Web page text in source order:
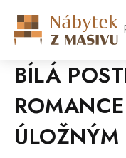
obsah
BÍLÁ
ÚLOŽNÝM